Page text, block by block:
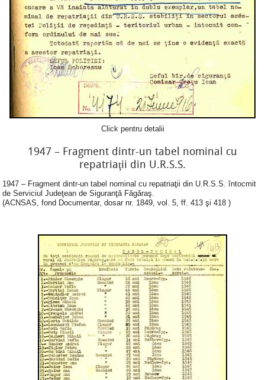
Click pentru detalii
1947 – Fragment dintr-un tabel nominal cu
repatriaţii din U.R.S.S.
1947 – Fragment dintr-un tabel nominal cu repatriaţii din U.R.S.S. întocmit
de Serviciul Judeţean de Siguranţă Făgăraş.
(ACNSAS, fond Documentar, dosar nr. 1849, vol. 5, ff. 413 şi 418 )